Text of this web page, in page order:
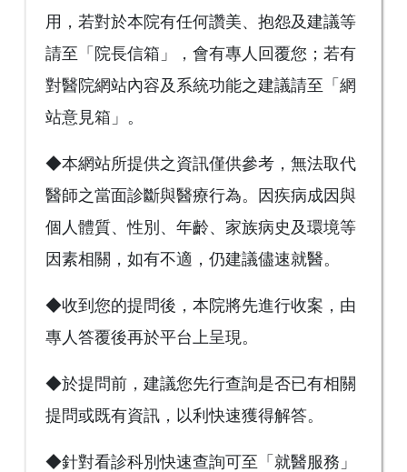
用，若對於本院有任何讚美、抱怨及建議等
請至「院長信箱」，會有專人回覆您；若有
對醫院網站內容及系統功能之建議請至「網
站意見箱」。
◆本網站所提供之資訊僅供參考，無法取代
醫師之當面診斷與醫療行為。因疾病成因與
個人體質、性別、年齡、家族病史及環境等
因素相關，如有不適，仍建議儘速就醫。
◆收到您的提問後，本院將先進行收案，由
專人答覆後再於平台上呈現。
◆於提問前，建議您先行查詢是否已有相關
提問或既有資訊，以利快速獲得解答。
◆針對看診科別快速查詢可至「就醫服務」